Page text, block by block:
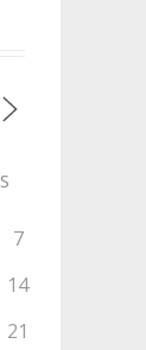
S
7
14
21